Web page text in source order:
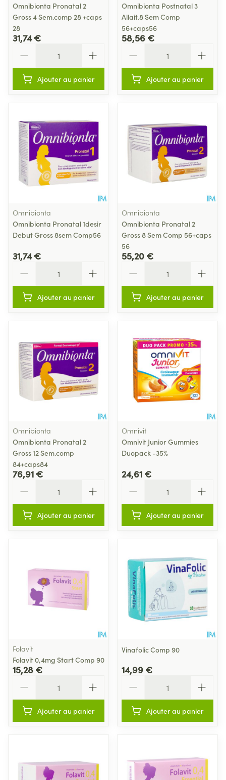
Omnibionta Pronatal 2
Gross 4 Sem.comp 28 +caps
28
31,74 €
Ajouter au panier
Omnibionta Postnatal 3
Allait.8 Sem Comp
56+caps56
58,56 €
Ajouter au panier
Omnibionta
Omnibionta Pronatal 1desir
Debut Gross 8sem Comp56
31,74 €
Ajouter au panier
Omnibionta
Omnibionta Pronatal 2
Gross 8 Sem Comp 56+caps
56
55,20 €
Ajouter au panier
Omnibionta
Omnibionta Pronatal 2
Gross 12 Sem.comp
84+caps84
76,91 €
Ajouter au panier
Omnivit
Omnivit Junior Gummies
Duopack -35%
24,61 €
Ajouter au panier
Folavit
Folavit 0,4mg Start Comp 90
15,28 €
Ajouter au panier
Vinafolic Comp 90
14,99 €
Ajouter au panier